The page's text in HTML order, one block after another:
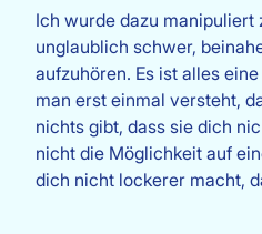
Ich wurde dazu manipuliert
unglaublich schwer,
aufzuhören. Es ist alles
man erst einmal versteht,
nichts gibt, dass sie dich
nicht die Möglichkeit auf
dich nicht lockerer macht,